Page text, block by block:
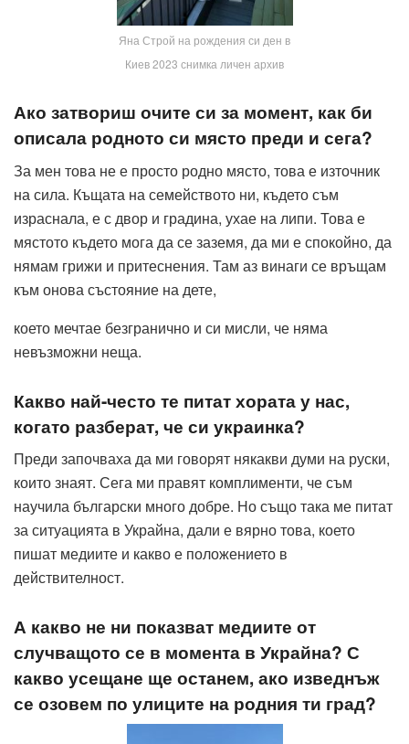
Яна Строй на рождения си ден в
Киев 2023 снимка личен архив
Ако затвориш очите си за момент, как би
описала родното си място преди и сега?
За мен това не е просто родно място, това е източник
на сила. Къщата на семейството ни, където съм
израснала, е с двор и градина, ухае на липи. Това е
мястото където мога да се заземя, да ми е спокойно, да
нямам грижи и притеснения. Там аз винаги се връщам
към онова състояние на дете,
което мечтае безгранично и си мисли, че няма
невъзможни неща.
Какво най-често те питат хората у нас,
когато разберат, че си украинка?
Преди започваха да ми говорят някакви думи на руски,
които знаят. Сега ми правят комплименти, че съм
научила български много добре. Но също така ме питат
за ситуацията в Украйна, дали е вярно това, което
пишат медиите и какво е положението в
действителност.
А какво не ни показват медиите от
случващото се в момента в Украйна? С
какво усещане ще останем, ако изведнъж
се озовем по улиците на родния ти град?